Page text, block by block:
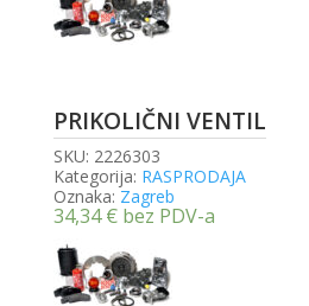
PRIKOLIČNI VENTIL
SKU: 2226303
Kategorija: RASPRODAJA
Oznaka: Zagreb
34,34€ bez PDV-a